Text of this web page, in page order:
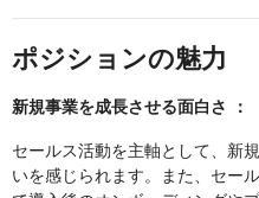
ポジションの魅力
新規事業を成長させる面白さ ：
セールス活動を主軸として、新
いを感じられます。また、セー